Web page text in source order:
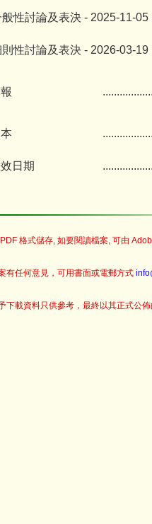
般性討論及表決 - 2025-11-05
則性討論及表決 - 2026-03-19
日期
格式儲存, 如要閱讀檔案, 可由
有任何意見，可用書面或電郵方式
下載資料只供參考，最終以其正式公